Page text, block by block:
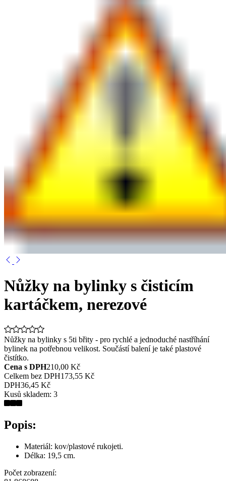
Nůžky na bylinky s čisticím
kartáčkem, nerezové
Nůžky na bylinky s 5ti břity - pro rychlé a jednoduché nastříhání
bylinek na potřebnou velikost. Součástí balení je také plastové
čistítko.
Cena s DPH210,00 Kč
Celkem bez DPH173,55 Kč
DPH36,45 Kč
Kusů skladem: 3
Popis:
Materiál: kov/plastové rukojeti.
Délka: 19,5 cm.
Počet zobrazení: